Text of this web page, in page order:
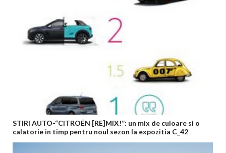
STIRI AUTO-“CITROËN [RE]MIX!”: un mix de culoare si o
calatorie in timp pentru noul sezon la expozitia C_42